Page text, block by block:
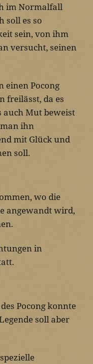
im Normalfall
soll es so
sein, von ihm
versucht, seinen
einen Pocong
freilässt, da es
auch Mut beweist
ihn
mit Glück und
soll.
wo die
angewandt wird,
in
Pocong konnte
soll aber